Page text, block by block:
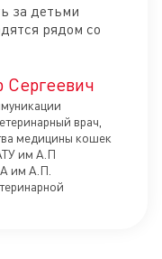
за детьми
рядом со
Сергеевич
врач,
медицины кошек
им А.П
им А.П.